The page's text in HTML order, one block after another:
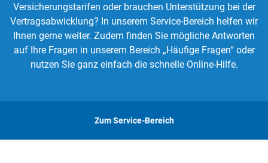
Versicherungstarifen oder brauchen Unterstützung bei der
Vertragsabwicklung? In unserem Service-Bereich helfen wir
Ihnen gerne weiter. Zudem finden Sie mögliche Antworten
auf Ihre Fragen in unserem Bereich „Häufige Fragen“ oder
nutzen Sie ganz einfach die schnelle Online-Hilfe.
Zum Service-Bereich